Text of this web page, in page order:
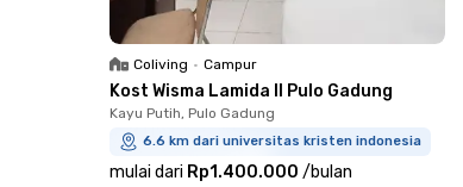
Coliving • Campur
Kost Wisma Lamida II Pulo Gadung
Kayu Putih, Pulo Gadung
6.6 km dari universitas kristen indonesia
mulai dari Rp1.400.000 /bulan